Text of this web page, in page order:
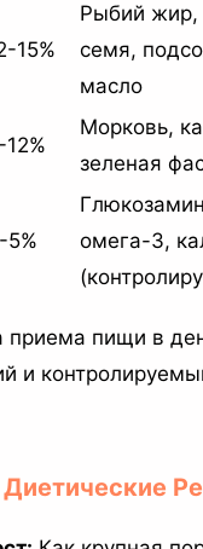
15%
Рыбий жир,
семя,
масло
12%
Морковь,
зеленая
5%
омега-3,
приема пищи в
и